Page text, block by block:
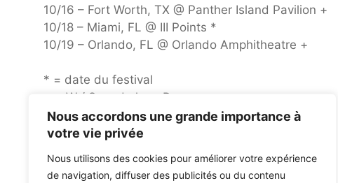
Nous accordons une grande importance à
votre vie privée
Nous utilisons des cookies pour améliorer votre expérience
de navigation, diffuser des publicités ou du contenu
10/16 – Fort Worth, TX @ Panther Island Pavilion +
10/18 – Miami, FL @ III Points *
10/19 – Orlando, FL @ Orlando Amphitheatre +
* = date du festival
~ = W / Speed, Jane Remover
^ = w / mannequin chatte, vitesse, dissolvant Jane
# = W / Blood Orange, Speed, Jane Remover